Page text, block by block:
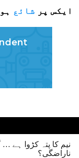
ایکس پر شائع
نیم کا پتہ کڑوا ہے
ناراضگی؟